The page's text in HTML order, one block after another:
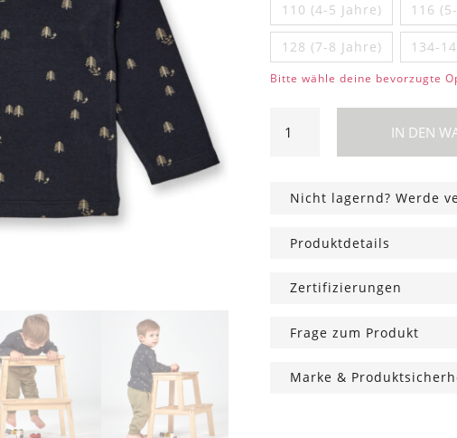
110 (4-5 Jahre) 116
128 (7-8 Jahre) 134-
Bitte wähle deine bevorzugte
Langarmshirt
Bäumen
IN DEN
Nicht lagernd? Werde
Produktdetails
Zertifizierungen
Frage zum Produkt
Marke &